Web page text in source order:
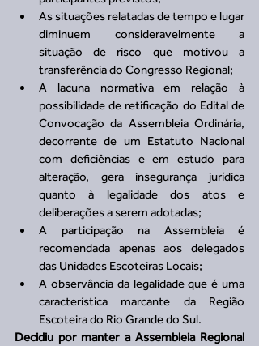
As situações relatadas de tempo e lugar
diminuem consideravelmente a
situação de risco que motivou a
transferência do Congresso Regional;
A lacuna normativa em relação à
possibilidade de retificação do Edital de
Convocação da Assembleia Ordinária,
decorrente de um Estatuto Nacional
com deficiências e em estudo para
alteração, gera insegurança jurídica
quanto à legalidade dos atos e
deliberações a serem adotadas;
A participação na Assembleia é
recomendada apenas aos delegados
das Unidades Escoteiras Locais;
A observância da legalidade que é uma
característica marcante da Região
Escoteira do Rio Grande do Sul.
Decidiu por manter a Assembleia Regional